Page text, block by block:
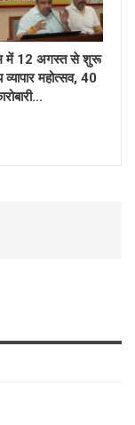
में 12 अगस्त से शुरू
व्यापार महोत्सव, 40